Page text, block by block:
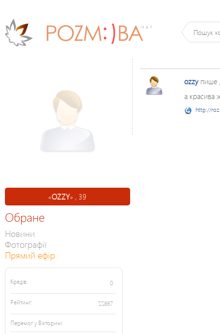
«OZZY» , 39
Обране
Новини
Фотографії
Прямий ефір
Кредів: 0
Рейтинг: 55867
Перемог у Вікторині:
ozzyпише
а красива
http://